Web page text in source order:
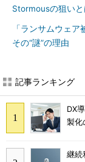
Stormousの狙いと
「ランサムウェ
その“謎”の理由
記事ランキング
DX
製化
継続